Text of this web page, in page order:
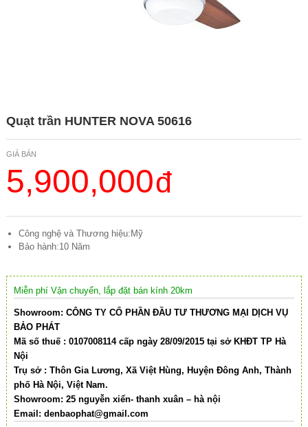
Quạt trần HUNTER NOVA 50616
GIÁ BÁN
5,900,000
Công nghệ và Thương hiệu:Mỹ
Bảo hành:10 Năm
Miễn phí Vận chuyển, lắp đặt bán kính 20km
Showroom: CÔNG TY CỔ PHẦN ĐẦU TƯ THƯƠNG MẠI DỊCH VỤ
BẢO PHÁT
Mã số thuế : 0107008114 cấp ngày 28/09/2015 tại sở KHĐT TP Hà
Nội
Trụ sở : Thôn Gia Lương, Xã Việt Hùng, Huyện Đông Anh, Thành
phố Hà Nội, Việt Nam.
Showroom: 25 nguyễn xiển- thanh xuân – hà nội
Email: denbaophat@gmail.com